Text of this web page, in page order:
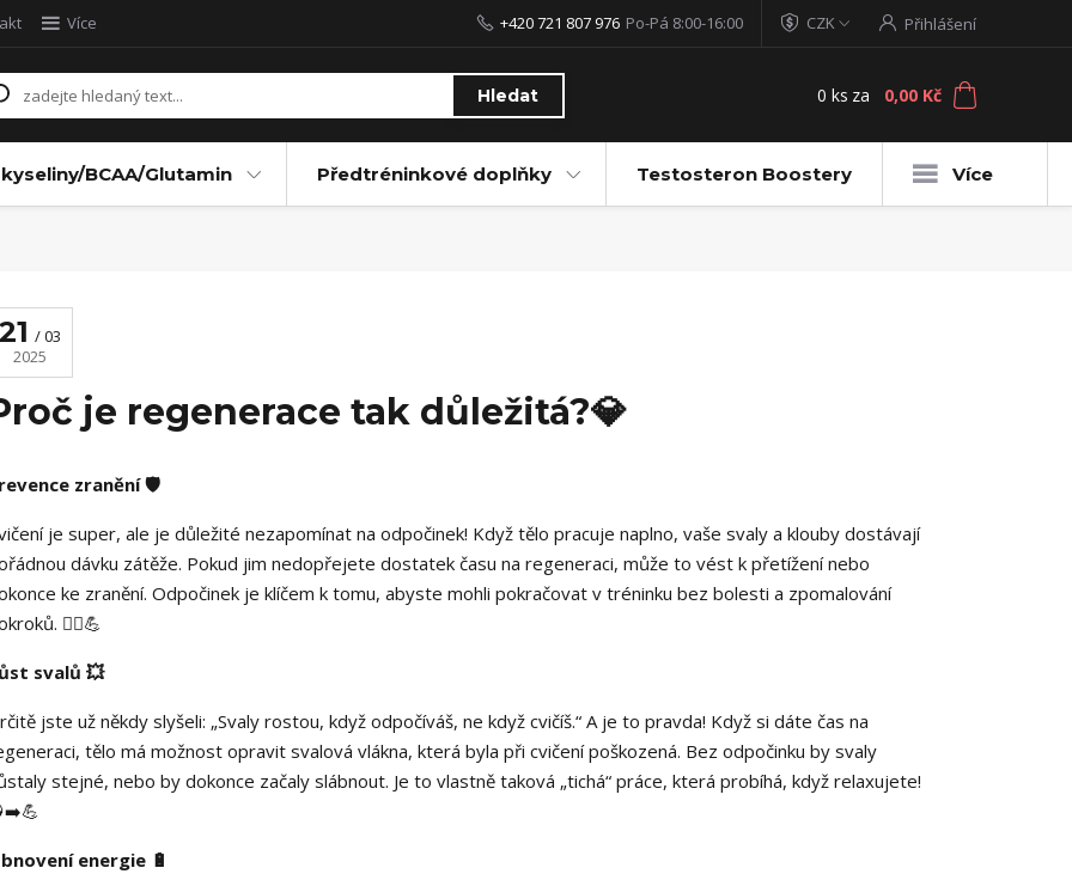
Více CZK Přihlášení
Hledat
+420 721 807 976 Po-Pá 8:00-16:00
0 ks za 0,00 Kč
BCAA/Glutamin Předtréninkové doplňky Testosteron Boostery Více
21
03
2025
je regenerace tak důležitá?💎
zranění 🛡️
je super, ale je důležité nezapomínat na odpočinek! Když tělo pracuje naplno, vaše svaly a klouby dostávají
dávku zátěže. Pokud jim nedopřejete dostatek času na regeneraci, může to vést k přetížení nebo
ke zranění. Odpočinek je klíčem k tomu, abyste mohli pokračovat v tréninku bez bolesti a zpomalování
🏃‍♀️💪
svalů 💥
jste už někdy slyšeli: „Svaly rostou, když odpočíváš, ne když cvičíš.“ A je to pravda! Když si dáte čas na
tělo má možnost opravit svalová vlákna, která byla při cvičení poškozená. Bez odpočinku by svaly
stejné, nebo by dokonce začaly slábnout. Je to vlastně taková „tichá“ práce, která probíhá, když relaxujete!
energie 🔋